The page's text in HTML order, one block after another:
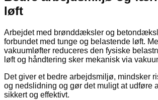
løft
Arbejdet med brønddæksler og
forbundet med tunge og belastende løft.
vakuumløfter reduceres den fysiske
løft og håndtering sker mekanisk via
Det giver et bedre arbejdsmiljø, mindsker
og nedslidning og gør det muligt at udføre
sikkert og effektivt.